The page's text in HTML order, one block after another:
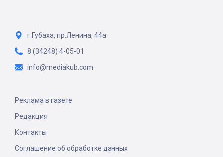
г.Губаха, пр.Ленина, 44а
8 (34248) 4-05-01
info@mediakub.com
Реклама в газете
Редакция
Контакты
Соглашение об обработке данных